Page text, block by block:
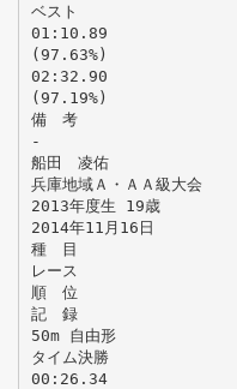
ベスト
01:10.89
(97.63%)
02:32.90
(97.19%)
備 考
-
船田 凌佑
兵庫地域Ａ・ＡＡ級大会
2013年度生 19歳
2014年11月16日
種 目
レース
順 位
記 録
50m 自由形
タイム決勝
00:26.34